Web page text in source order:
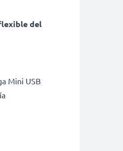
del
Mini USB